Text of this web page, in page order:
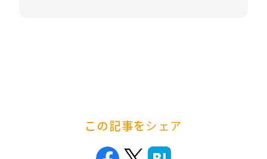
この記事をシェア